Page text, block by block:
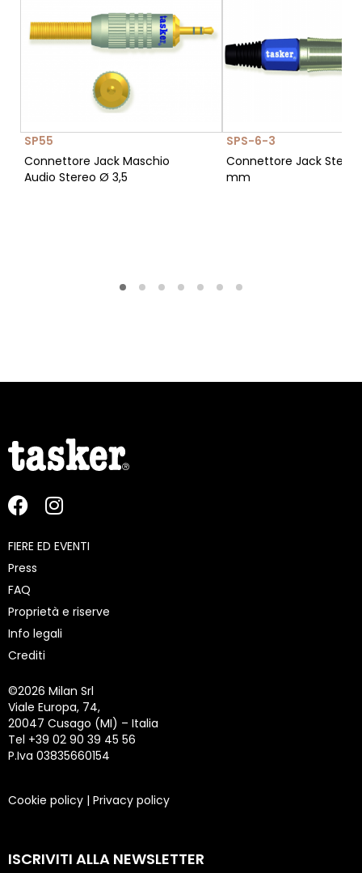
SP55
Connettore Jack Maschio
Audio Stereo Ø 3,5
SPS-6-3
Connettore Jack
mm
FIERE ED EVENTI
Press
FAQ
Proprietà e riserve
Info legali
Crediti
©2026 Milan Srl
Viale Europa, 74,
20047 Cusago (MI) – Italia
Tel +39 02 90 39 45 56
P.Iva 03835660154
Cookie policy | Privacy policy
ISCRIVITI ALLA NEWSLETTER